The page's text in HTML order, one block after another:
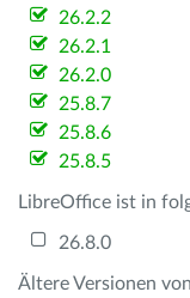
26.2.2
26.2.1
26.2.0
25.8.7
25.8.6
25.8.5
LibreOffice ist in
26.8.0
Ältere Versionen